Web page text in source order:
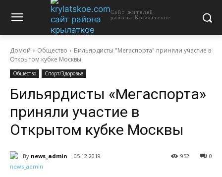
Сайт жителей
района Крылатское
Домой Общество
Бильярдисты "Мегаспорта" приняли участие в
Открытом кубке Москвы
Общество Спорт/Здоровье
Бильярдисты «Мегаспорта»
приняли участие в
Открытом кубке Москвы
By news_admin 05.12.2019 0
952